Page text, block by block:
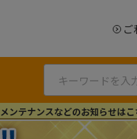
ご
ンテナンスなどのお知らせはこ